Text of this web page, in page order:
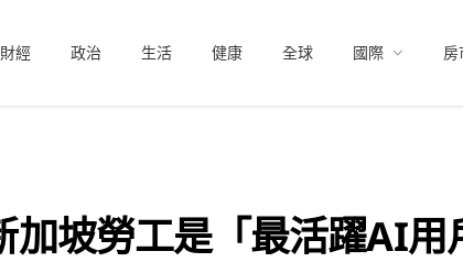
財經 政治 生活 健康 全球 國際 房
加坡勞工是「最活躍AI用